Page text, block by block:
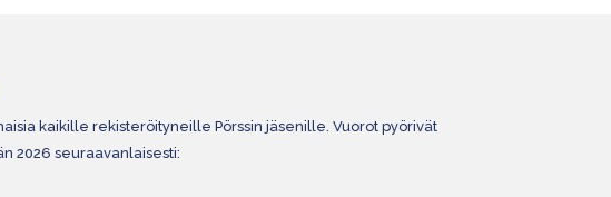
kaikille rekisteröityneille Pörssin jäsenille. Vuorot pyörivät
2026 seuraavanlaisesti: